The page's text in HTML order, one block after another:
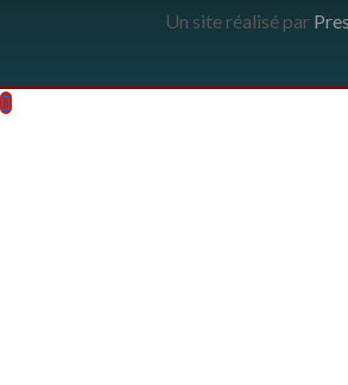
Un site réalisé par